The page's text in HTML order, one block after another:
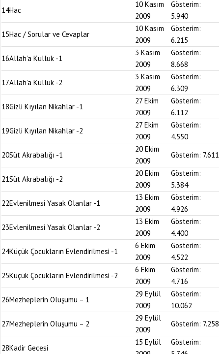
14Hac
10 Kasım
2009
Gösterim:
5.940
15Hac / Sorular ve Cevaplar
10 Kasım
2009
Gösterim:
6.215
16Allah’a Kulluk -1
3 Kasım
2009
Gösterim:
8.668
17Allah’a Kulluk -2
3 Kasım
2009
Gösterim:
6.309
18Gizli Kıyılan Nikahlar -1
27 Ekim
2009
Gösterim:
6.112
19Gizli Kıyılan Nikahlar -2
27 Ekim
2009
Gösterim:
4.550
20Süt Akrabalığı -1
20 Ekim
2009
Gösterim: 7.611
21Süt Akrabalığı -2
20 Ekim
2009
Gösterim:
5.384
22Evlenilmesi Yasak Olanlar -1
13 Ekim
2009
Gösterim:
4.926
23Evlenilmesi Yasak Olanlar -2
13 Ekim
2009
Gösterim:
4.400
24Küçük Çocukların Evlendirilmesi -1
6 Ekim
2009
Gösterim:
4.522
25Küçük Çocukların Evlendirilmesi -2
6 Ekim
2009
Gösterim:
4.716
26Mezheplerin Oluşumu – 1
29 Eylül
2009
Gösterim:
10.062
27Mezheplerin Oluşumu – 2
29 Eylül
2009
Gösterim: 7.258
28Kadir Gecesi
15 Eylül
Gösterim: